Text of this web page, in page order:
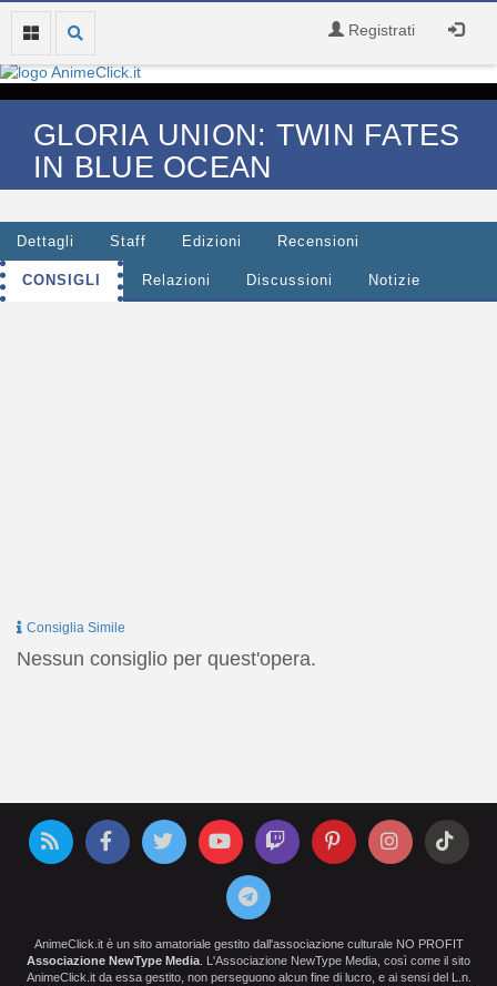
Registrati
GLORIA UNION: TWIN FATES
IN BLUE OCEAN
Dettagli Staff Edizioni Recensioni
CONSIGLI Relazioni Discussioni Notizie
Consiglia Simile
Nessun consiglio per quest'opera.
AnimeClick.it è un sito amatoriale gestito dall'associazione culturale NO PROFIT
Associazione NewType Media . L'Associazione NewType Media, così come il sito
AnimeClick.it da essa gestito, non perseguono alcun fine di lucro, e ai sensi del L.n.